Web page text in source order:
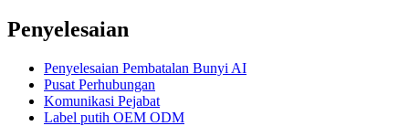
Penyelesaian
Penyelesaian Pembatalan Bunyi AI
Pusat Perhubungan
Komunikasi Pejabat
Label putih OEM ODM